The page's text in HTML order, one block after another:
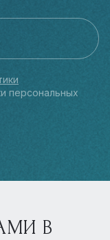
персональных
В